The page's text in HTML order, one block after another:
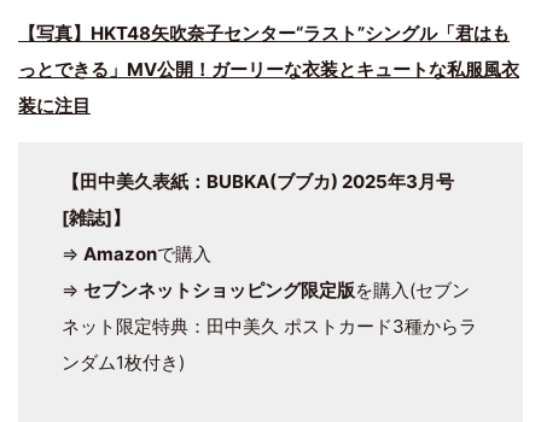
【写真】HKT48矢吹奈子センター“ラスト”シングル「君はも
っとできる」MV公開！ガーリーな衣装とキュートな私服風衣
装に注目
【田中美久表紙：BUBKA(ブブカ) 2025年3月号
[雑誌]】
⇒ Amazonで購入
⇒ セブンネットショッピング限定版を購入(セブン
ネット限定特典：田中美久 ポストカード3種からラ
ンダム1枚付き)